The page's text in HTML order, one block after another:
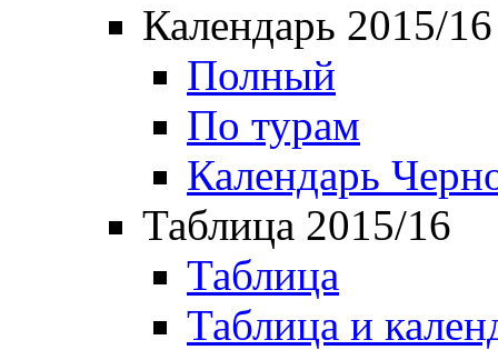
Календарь 2015/16
Полный
По турам
Календарь
Таблица 2015/16
Таблица
Таблица и